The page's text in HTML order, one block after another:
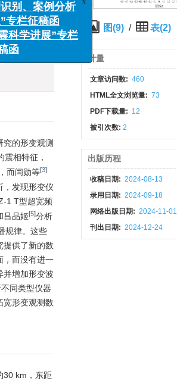
文献
的形变观测
相特征，
而闫勋等[3]
，发现形变仪
1 T型超宽频
吕品姬[5]分析
规律。这些
提供了新的数
，而没有进一
并增加形变波
同类型仪器
宽形变观测数
30 km，东距
图(9) / 表(2)
计量
文章访问数: 460
HTML全文浏览量: 73
PDF下载量: 12
被引次数:2
出版历程
收稿日期: 2024-08-13
录用日期: 2024-09-18
网络出版日期: 2024-11-01
刊出日期: 2024-12-24
x
地震监测识别、案例分析
风险管理”专栏征稿函
工程与地震科学进展”专栏